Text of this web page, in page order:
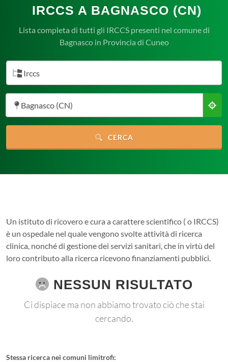
IRCCS A BAGNASCO (CN)
Lista completa di tutti gli IRCCS presenti nel comune di
Bagnasco in Provincia di Cuneo
Irccs
Bagnasco (CN)
CERCA
Un istituto di ricovero e cura a carattere scientifico ( o IRCCS)
è un ospedale nel quale vengono svolte attività di ricerca
clinica, nonché di gestione dei servizi sanitari, che in virtù del
loro contributo alla ricerca ricevono finanziamenti pubblici.
NESSUN RISULTATO
Ci dispiace ma non abbiamo trovato ciò che stai
cercando.
Stessa ricerca nei comuni limitrofi: